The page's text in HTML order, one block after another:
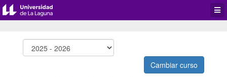
Cambiar curso